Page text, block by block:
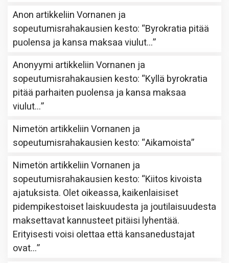
Anon artikkeliinVornanen ja
sopeutumisrahakausien kesto: “Byrokratia pitää
puolensa ja kansa maksaa viulut…”
Anonyymi artikkeliinVornanen ja
sopeutumisrahakausien kesto: “Kyllä byrokratia
pitää parhaiten puolensa ja kansa maksaa
viulut…”
Nimetön artikkeliinVornanen ja
sopeutumisrahakausien kesto: “Aikamoista”
Nimetön artikkeliinVornanen ja
sopeutumisrahakausien kesto: “Kiitos kivoista
ajatuksista. Olet oikeassa, kaikenlaisiset
pidempikestoiset laiskuudesta ja joutilaisuudesta
maksettavat kannusteet pitäisi lyhentää.
Erityisesti voisi olettaa että kansanedustajat
ovat…”